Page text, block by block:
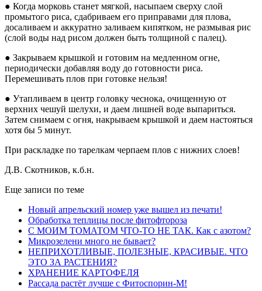
● Когда морковь станет мягкой, насыпаем сверху слой
промытого риса, сдабриваем его приправами для плова,
досаливаем и аккуратно заливаем кипятком, не размывая рис
(слой воды над рисом должен быть толщиной с палец).
● Закрываем крышкой и готовим на медленном огне,
периодически добавляя воду до готовности риса.
Перемешивать плов при готовке нельзя!
● Утапливаем в центр головку чеснока, очищенную от
верхних чешуй шелухи, и даем лишней воде выпариться.
Затем снимаем с огня, накрываем крышкой и даем настояться
хотя бы 5 минут.
При раскладке по тарелкам черпаем плов с нижних слоев!
Д.В. Скотников, к.б.н.
Еще записи по теме
Новый апрельский номер уже вышел из печати!
Обработка теплицы после фитофтороза
С МОИМ ТОМАТОМ ЧТО-ТО НЕ ТАК. Как с азотом?
Микрозелени много не бывает?
НЕПРИХОТЛИВЫЕ, ПОЛЕЗНЫЕ, КРАСИВЫЕ. ЧТО
ЭТО ЗА РАСТЕНИЯ?
ХРАНЕНИЕ КАРТОФЕЛЯ
Рассада растёт лучше с Фитоспорин-М!